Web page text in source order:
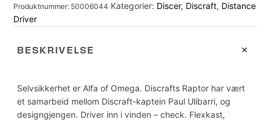
Produktnummer: 50006044 Kategorier: Discer, Discraft, Distance
Driver
BESKRIVELSE
Selvsikkerhet er Alfa of Omega. Discrafts Raptor har vært
et samarbeid mellom Discraft-kaptein Paul Ulibarri, og
designgjengen. Driver inn i vinden – check. Flexkast,